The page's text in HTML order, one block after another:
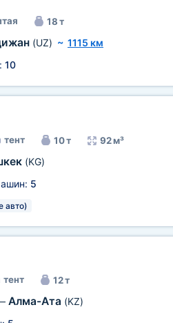
18 т
(UZ) ~ 1115 км
10
тент 10 т 92 м³
(KG)
5
авто)
тент 12 т
Алма-Ата (KZ)